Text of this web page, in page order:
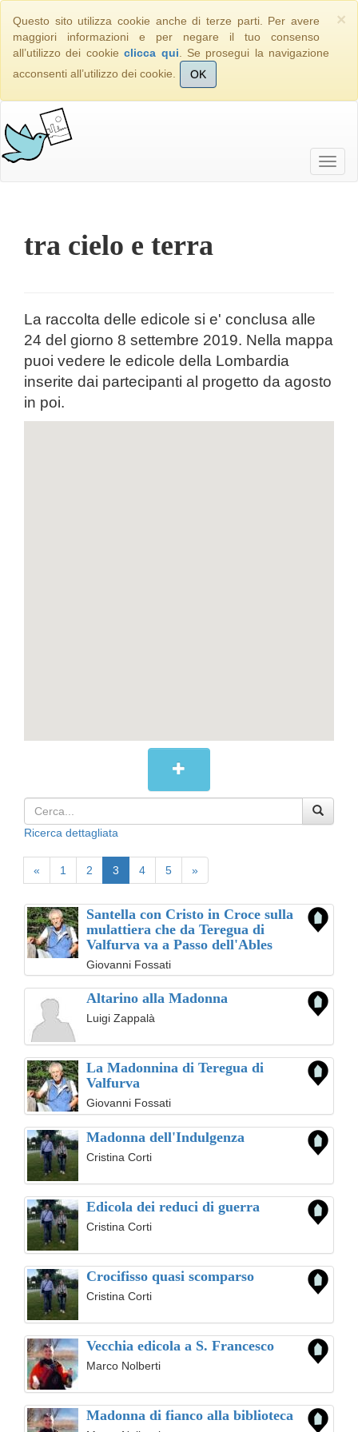
×
Questo sito utilizza cookie anche di terze parti. Per avere
maggiori informazioni e per negare il tuo consenso
all’utilizzo dei cookieclicca qui . Se prosegui la navigazione
acconsenti all’utilizzo dei cookie.
OK
tra cielo e terra
La raccolta delle edicole si e' conclusa alle
24 del giorno 8 settembre 2019. Nella mappa
puoi vedere le edicole della Lombardia
inserite dai partecipanti al progetto da agosto
in poi.
Ricerca dettagliata
« 1 2 3 4 5 »
Santella con Cristo in Croce sulla
mulattiera che da Teregua di
Valfurva va a Passo dell'Ables
Giovanni Fossati
Altarino alla Madonna
Luigi Zappalà
La Madonnina di Teregua di
Valfurva
Giovanni Fossati
Madonna dell'Indulgenza
Cristina Corti
Edicola dei reduci di guerra
Cristina Corti
Crocifisso quasi scomparso
Cristina Corti
Vecchia edicola a S. Francesco
Marco Nolberti
Madonna di fianco alla biblioteca